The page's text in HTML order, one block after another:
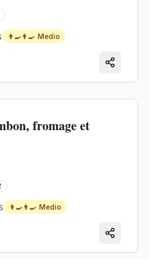
👨‍🍳👨‍🍳 Medio
fromage et
👨‍🍳👨‍🍳 Medio